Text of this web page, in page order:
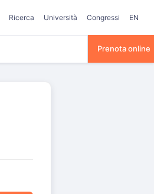
Ricerca Università Congressi EN
Prenota online